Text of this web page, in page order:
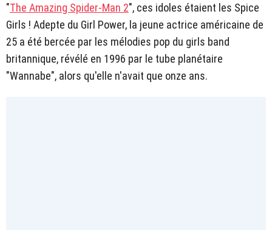
"The Amazing Spider-Man 2", ces idoles étaient les Spice
Girls ! Adepte du Girl Power, la jeune actrice américaine de
25 a été bercée par les mélodies pop du girls band
britannique, révélé en 1996 par le tube planétaire
"Wannabe", alors qu'elle n'avait que onze ans.